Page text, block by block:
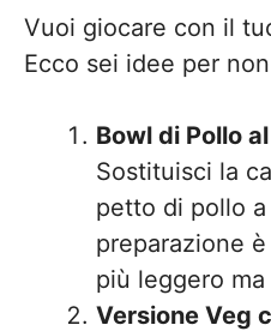
Vuoi giocare con il
Ecco sei idee per
Bowl di Pollo
Sostituisci la
petto di pollo
preparazione
più leggero
Versione Veg